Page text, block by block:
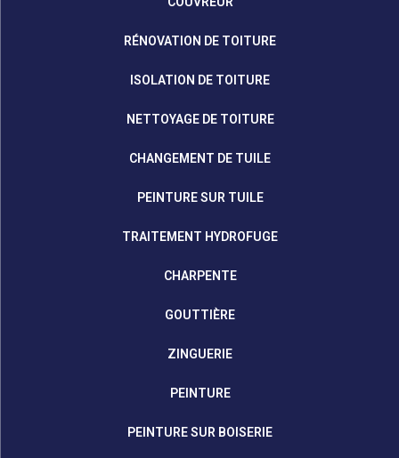
RÉNOVATION DE TOITURE
ISOLATION DE TOITURE
NETTOYAGE DE TOITURE
CHANGEMENT DE TUILE
PEINTURE SUR TUILE
TRAITEMENT HYDROFUGE
CHARPENTE
GOUTTIÈRE
ZINGUERIE
PEINTURE
PEINTURE SUR BOISERIE